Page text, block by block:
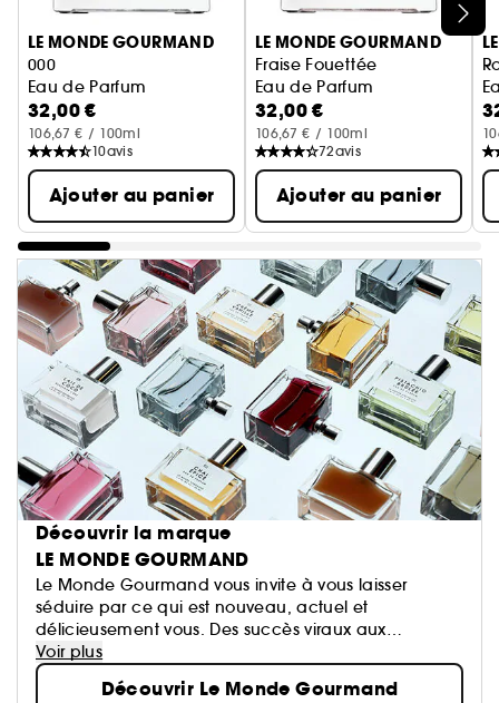
Ignorer le carrousel produits
LE MONDE GOURMAND
000
Eau de Parfum
32,00 €
106,67 € / 100ml
10avis
Ajouter au panier
LE MONDE GOURMAND
Fraise Fouettée
Eau de Parfum
32,00 €
106,67 € / 100ml
72avis
Ajouter au panier
Découvrir la marque
LE MONDE GOURMAND
Le Monde Gourmand vous invite à vous laisser
séduire par ce qui est nouveau, actuel et
délicieusement vous. Des succès viraux aux
nouvelles obsessions, créez votre propre histoire
olfactive.
Voir plus
Découvrir Le Monde Gourmand